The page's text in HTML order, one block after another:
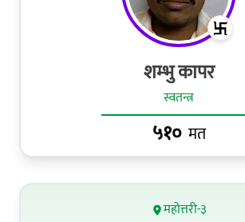
शम्भु कापर
स्वतन्त्र
५१० मत
महोत्तरी-३